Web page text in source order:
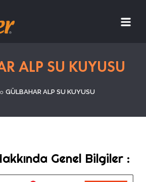
ALP SU KUYUSU
GÜLBAHAR ALP SU KUYUSU
Genel Bilgiler :